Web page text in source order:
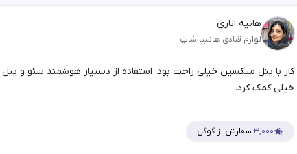
هانیه اناری
لوازم قنادی هانیتا شاپ
کار با پنل میکسین خیلی راحت بود. استفاده از دستیار هوشمند سئو و
خیلی کمک کرد.
۳,۰۰۰ سفارش از گوگل